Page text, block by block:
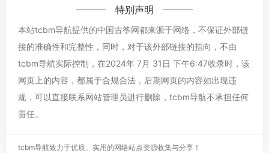
特别声明
本站tcbm导航提供的中国古筝网都来源于网络，不保证外部链
接的准确性和完整性，同时，对于该外部链接的指向，不由
tcbm导航实际控制，在2024年 7月 31日 下午6:47收录时，该
网页上的内容，都属于合规合法，后期网页的内容如出现违
规，可以直接联系网站管理员进行删除，tcbm导航不承担任何
责任。
tcbm导航致力于优质、实用的网络站点资源收集与分享！